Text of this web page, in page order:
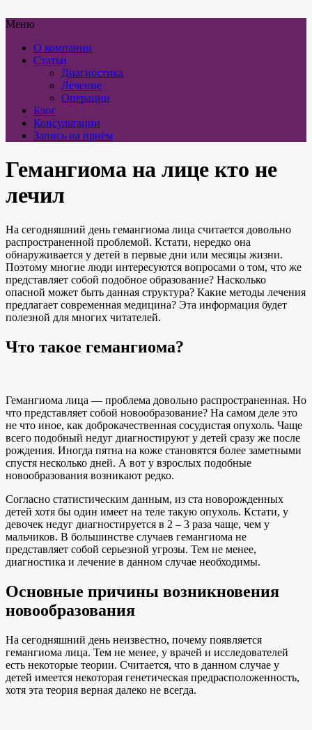
Меню
О компании
Статьи
Диагностика
Лечение
Операции
Блог
Консультации
Запись на приём
Гемангиома на лице кто не
лечил
На сегодняшний день гемангиома лица считается довольно
распространенной проблемой. Кстати, нередко она
обнаруживается у детей в первые дни или месяцы жизни.
Поэтому многие люди интересуются вопросами о том, что же
представляет собой подобное образование? Насколько
опасной может быть данная структура? Какие методы лечения
предлагает современная медицина? Эта информация будет
полезной для многих читателей.
Что такое гемангиома?
Гемангиома лица — проблема довольно распространенная. Но
что представляет собой новообразование? На самом деле это
не что иное, как доброкачественная сосудистая опухоль. Чаще
всего подобный недуг диагностируют у детей сразу же после
рождения. Иногда пятна на коже становятся более заметными
спустя несколько дней. А вот у взрослых подобные
новообразования возникают редко.
Согласно статистическим данным, из ста новорожденных
детей хотя бы один имеет на теле такую опухоль. Кстати, у
девочек недуг диагностируется в 2 – 3 раза чаще, чем у
мальчиков. В большинстве случаев гемангиома не
представляет собой серьезной угрозы. Тем не менее,
диагностика и лечение в данном случае необходимы.
Основные причины возникновения
новообразования
На сегодняшний день неизвестно, почему появляется
гемангиома лица. Тем не менее, у врачей и исследователей
есть некоторые теории. Считается, что в данном случае у
детей имеется некоторая генетическая предрасположенность,
хотя эта теория верная далеко не всегда.